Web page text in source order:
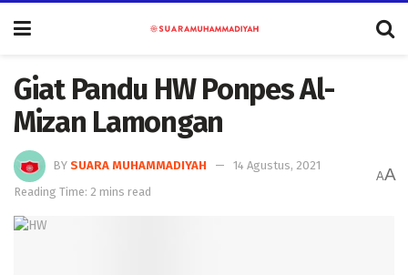
Giat Pandu HW Ponpes Al-
Mizan Lamongan
BY SUARA MUHAMMADIYAH
14 Agustus, 2021
Reading Time: 2 mins read
AA